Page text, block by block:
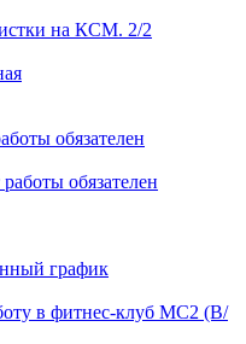
на КСМ. 2/2
обязателен
обязателен
график
в фитнес-клуб МС2 (В/